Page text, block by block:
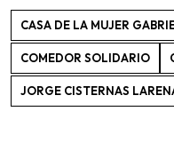
CASA DE LA MUJER
COMEDOR SOLIDARIO
JORGE CISTERNAS